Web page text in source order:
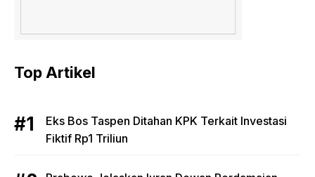
Top Artikel
Eks Bos Taspen Ditahan KPK Terkait Investasi
Fiktif Rp1 Triliun